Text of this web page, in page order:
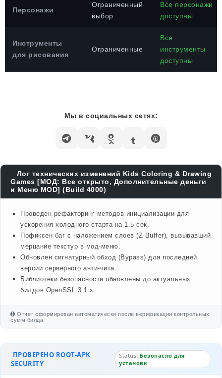
Персонажи
Ограниченный
выбор
Все персонажи
доступны
Инструменты
для рисования
Ограниченные
Все
инструменты
доступны
Мы в социальных сетях:
Лог технических изменений Kids Coloring & Drawing
Games [МОД: Все открыто, Дополнительные деньги
и Меню MOD] (Build 4000)
Проведен рефакторинг методов инициализации для
ускорения холодного старта на 1.5 сек.
Пофиксен баг с наложением слоев (Z-Buffer), вызывавший
мерцание текстур в мод-меню.
Обновлен сигнатурный обход (Bypass) для последней
версии серверного анти-чита.
Библиотеки безопасности обновлены до актуальных
билдов OpenSSL 3.1.x.
Отчет сформирован автоматически после верификации контрольных
сумм билда.
ПРОВЕРЕНО ROOT-APK
SECURITY
Status: Безопасно для
установк